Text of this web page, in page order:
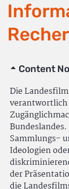
Content
Die
verantwortlich
Sammlungs-
Ideologien
der
die